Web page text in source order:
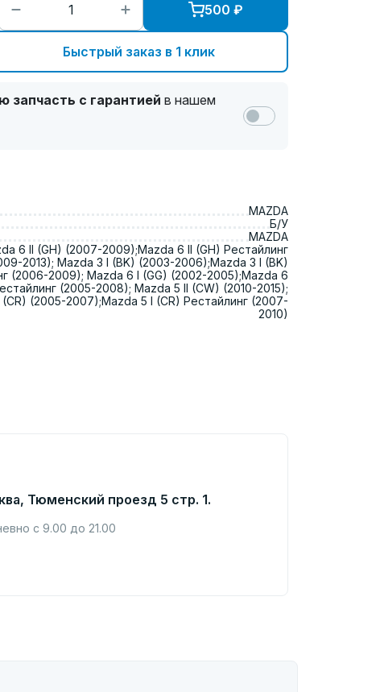
Быстрый заказ в 1 клик
500 ₽
запчасть с гарантией в нашем
MAZDA
Б/У
MAZDA
6 II (GH) (2007-2009);Mazda 6 II (GH) Рестайлинг
2013); Mazda 3 I (BK) (2003-2006);Mazda 3 I (BK)
(2006-2009); Mazda 6 I (GG) (2002-2005);Mazda 6
(2005-2008); Mazda 5 II (CW) (2010-2015);
(2005-2007);Mazda 5 I (CR) Рестайлинг (2007-
2010)
Тюменский проезд 5 стр. 1.
с 9.00 до 21.00